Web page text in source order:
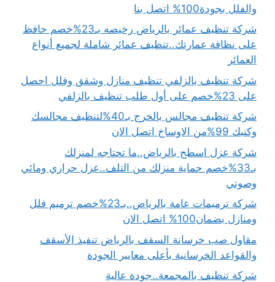
والفلل بجودة100% اتصل بنا
شركة تنظيف عمائر بالرياض رخيصه بـ23%خصم حافظ
على نظافة عمارتك..تنظيف عمائر شاملة لجميع أنواع
العمائر
شركة تنظيف بالزلفي تنظيف منازل وشقق وفلل احصل
على 23%خصم على أول طلب تنظيف بالزلفي
شركة تنظيف مجالس بالخرج بـ40%لتنظيف مجالسك
وكنبك 99%من الاوساخ اتصل الان
شركة عزل اسطح بالرياض..ما تحتاجه لمنزلك
بـ33%خصم حماية منزلك من التلف..عزل حراري ومائي
وصوتي
شركة ترميمات عامة بالرياض..بـ23%خصم ترميم فلل
ومنازل بضمان100% اتصل الان
مقاول صب خرسانة السقف بالرياض تنفيذ الأسقف
والقواعد الخرسانية بأعلى معايير الجودة
شركة تنظيف بالمجمعة..جودة عالية